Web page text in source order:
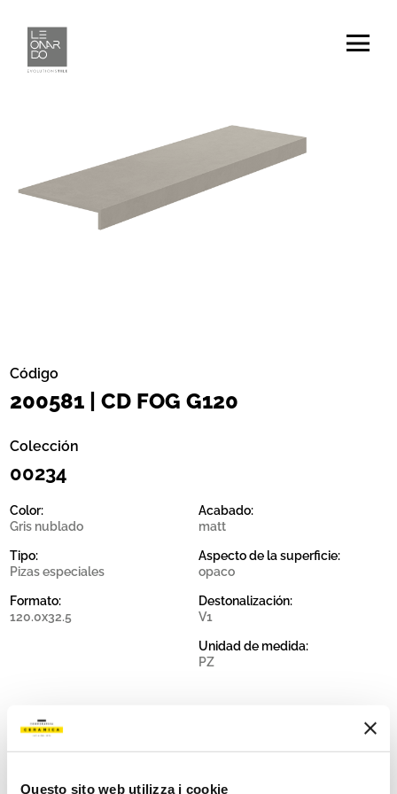
Questo sito web utilizza i cookie
Código
200581 | CD FOG G120
Colección
00234
Color:
Gris nublado
Tipo:
Pizas especiales
Formato:
120.0x32.5
Acabado:
matt
Aspecto de la superficie:
opaco
Destonalización:
V1
Unidad de medida:
PZ